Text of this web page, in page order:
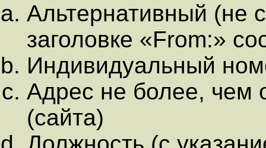
Альтернативный (не
заголовке «From:»
Индивидуальный
Адрес не более, чем
(сайта)